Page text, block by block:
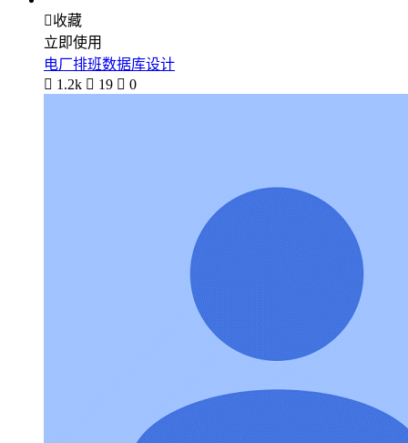
收藏
立即使用
电厂排班数据库设计
 1.2k  19  0